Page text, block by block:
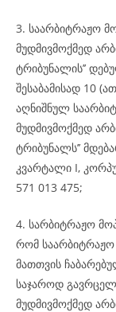
3. საარბიტრაჟო
მუდმივმოქმედ
ტრიბუნალის’’
შესაბამისად 10
აღნიშნულ
მუდმივმოქმედ
ტრიბუნალს’’
კვარტალი I,
571 013 475;
4. სარბიტრაჟო
რომ
მათთვის
საჯაროდ
მუდმივმოქმედ